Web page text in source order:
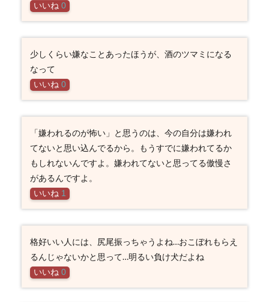
いいね 0
少しくらい嫌なことあったほうが、酒のツマミになる
なって
いいね 0
「嫌われるのが怖い」と思うのは、今の自分は嫌われ
てないと思い込んでるから。もうすでに嫌われてるか
もしれないんですよ。嫌われてないと思ってる傲慢さ
があるんですよ。
いいね 1
格好いい人には、尻尾振っちゃうよね…おこぼれもらえ
るんじゃないかと思って…明るい負け犬だよね
いいね 0